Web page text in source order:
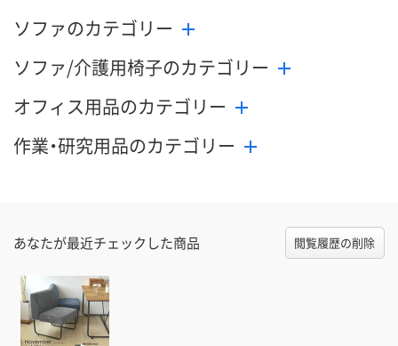
ソファのカテゴリー
ソファ/介護用椅子のカテゴリー
オフィス用品のカテゴリー
作業・研究用品のカテゴリー
あなたが最近チェックした商品 閲覧履歴の削除